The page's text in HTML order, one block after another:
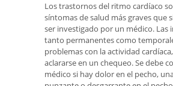
Los trastornos del ritmo cardíaco
síntomas de salud más graves que
ser investigado por un médico. Las
tanto permanentes como
problemas con la actividad
aclararse en un chequeo. Se debe
médico si hay dolor en el pecho,